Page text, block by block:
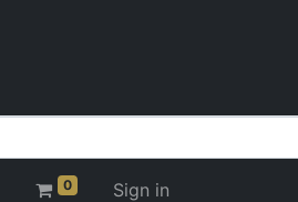
0 Sign in